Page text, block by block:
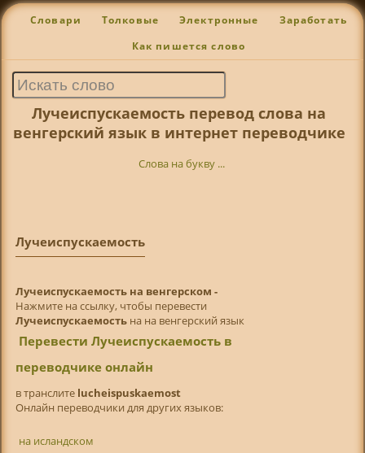
Словари Толковые Электронные Заработать
Как пишется слово
Лучеиспускаемость перевод слова на
венгерский язык в интернет переводчике
Слова на букву ...
Лучеиспускаемость
Лучеиспускаемость на венгерском -
Нажмите на ссылку, чтобы перевести
Лучеиспускаемостьна на венгерский язык
Перевести Лучеиспускаемость в
переводчике онлайн
в транслитe lucheispuskaemost
Онлайн переводчики для других языков:
на исландском